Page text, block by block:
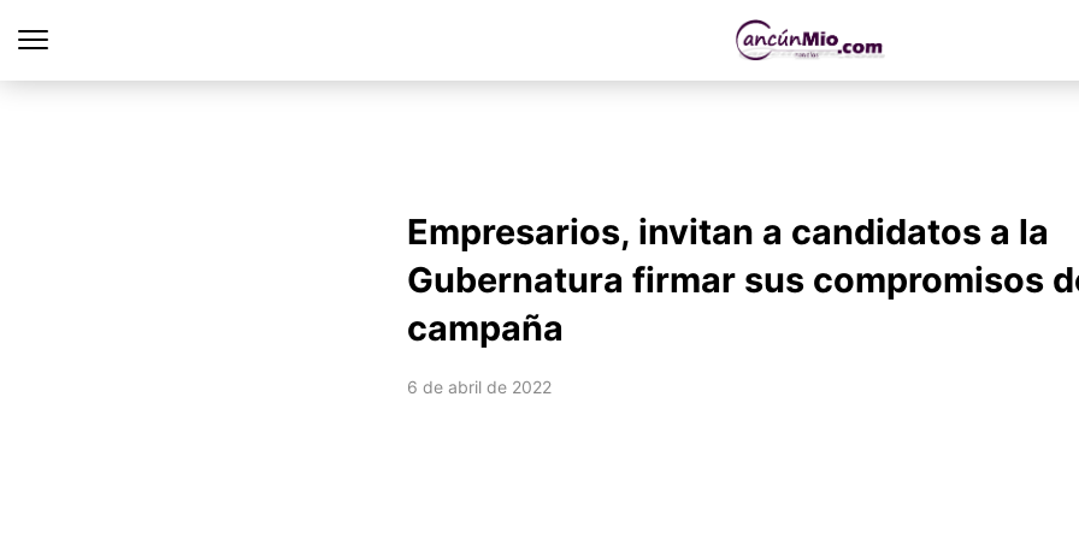
Empresarios, invitan a candidatos a la
Gubernatura firmar sus compromisos
campaña
6 de abril de 2022